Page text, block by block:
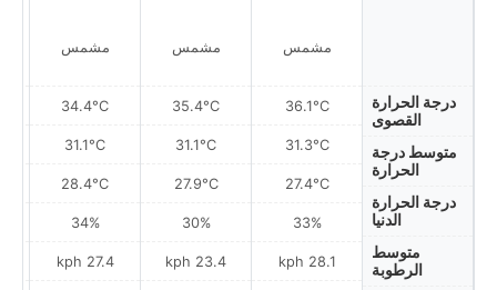
درجة الحرارة
القصوى
متوسط درجة
الحرارة
درجة الحرارة
الدنيا
متوسط
الرطوبة
مشمس
36.1°C
31.3°C
27.4°C
33%
28.1 kph
مشمس
35.4°C
31.1°C
27.9°C
30%
23.4 kph
مشمس
34.4°C
31.1°C
28.4°C
34%
27.4 kph